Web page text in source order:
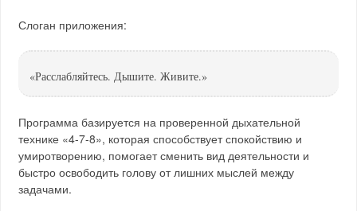
Слоган приложения:
«Расслабляйтесь. Дышите. Живите.»
Программа базируется на проверенной дыхательной
технике «4-7-8», которая способствует спокойствию и
умиротворению, помогает сменить вид деятельности и
быстро освободить голову от лишних мыслей между
задачами.